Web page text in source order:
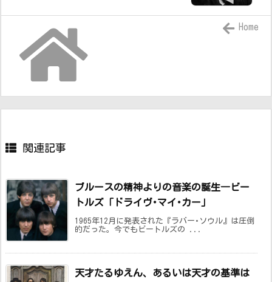
Home
関連記事
ブルースの精神よりの音楽の誕生―ビー
トルズ「ドライヴ･マイ･カー」
1965年12月に発表された『ラバー･ソウル』は圧倒
的だった。今でもビートルズの ...
天才たるゆえん、あるいは天才の基準は